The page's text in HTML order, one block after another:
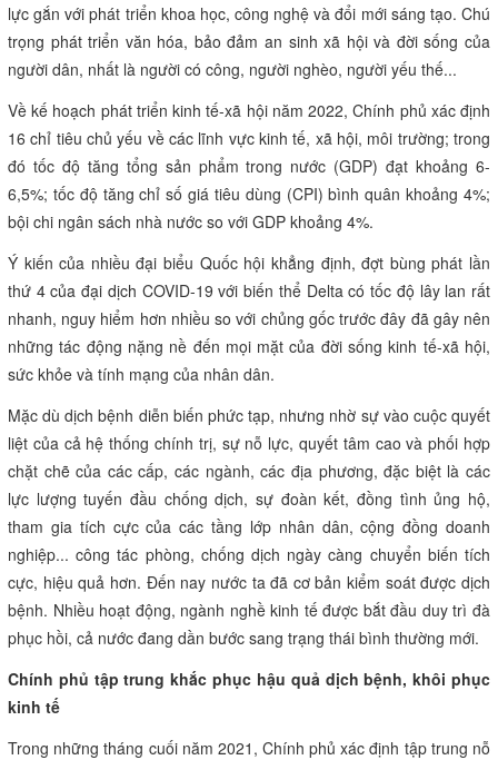
lực gắn với phát triển khoa học, công nghệ và đổi mới sáng tạo. Chú
trọng phát triển văn hóa, bảo đảm an sinh xã hội và đời sống của
người dân, nhất là người có công, người nghèo, người yếu thế...
Về kế hoạch phát triển kinh tế-xã hội năm 2022, Chính phủ xác định
16 chỉ tiêu chủ yếu về các lĩnh vực kinh tế, xã hội, môi trường; trong
đó tốc độ tăng tổng sản phẩm trong nước (GDP) đạt khoảng 6-
6,5%; tốc độ tăng chỉ số giá tiêu dùng (CPI) bình quân khoảng 4%;
bội chi ngân sách nhà nước so với GDP khoảng 4%.
Ý kiến của nhiều đại biểu Quốc hội khẳng định, đợt bùng phát lần
thứ 4 của đại dịch COVID-19 với biến thể Delta có tốc độ lây lan rất
nhanh, nguy hiểm hơn nhiều so với chủng gốc trước đây đã gây nên
những tác động nặng nề đến mọi mặt của đời sống kinh tế-xã hội,
sức khỏe và tính mạng của nhân dân.
Mặc dù dịch bệnh diễn biến phức tạp, nhưng nhờ sự vào cuộc quyết
liệt của cả hệ thống chính trị, sự nỗ lực, quyết tâm cao và phối hợp
chặt chẽ của các cấp, các ngành, các địa phương, đặc biệt là các
lực lượng tuyến đầu chống dịch, sự đoàn kết, đồng tình ủng hộ,
tham gia tích cực của các tầng lớp nhân dân, cộng đồng doanh
nghiệp... công tác phòng, chống dịch ngày càng chuyển biến tích
cực, hiệu quả hơn. Đến nay nước ta đã cơ bản kiểm soát được dịch
bệnh. Nhiều hoạt động, ngành nghề kinh tế được bắt đầu duy trì đà
phục hồi, cả nước đang dần bước sang trạng thái bình thường mới.
Chính phủ tập trung khắc phục hậu quả dịch bệnh, khôi phục
kinh tế
Trong những tháng cuối năm 2021, Chính phủ xác định tập trung nỗ